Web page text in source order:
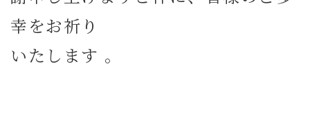
幸をお祈り
いたします 。